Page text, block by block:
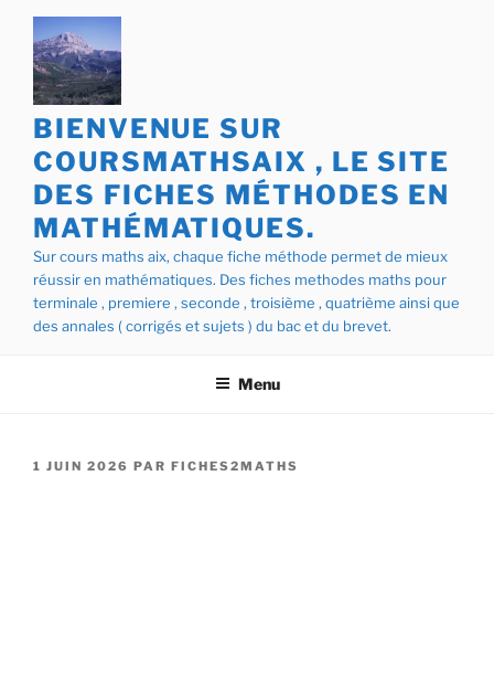
Aller
contenu
principal
BIENVENUE SUR
COURSMATHSAIX , LE SITE
DES FICHES MÉTHODES EN
MATHÉMATIQUES.
Sur cours maths aix, chaque fiche méthode permet de mieux
réussir en mathématiques. Des fiches methodes maths pour
terminale , premiere , seconde , troisième , quatrième ainsi que
des annales ( corrigés et sujets ) du bac et du brevet.
Menu
PUBLIÉ
1 JUIN 2026 PAR FICHES2MATHS